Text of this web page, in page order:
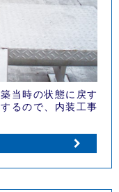
当時の状態に戻す
るので、内装工事